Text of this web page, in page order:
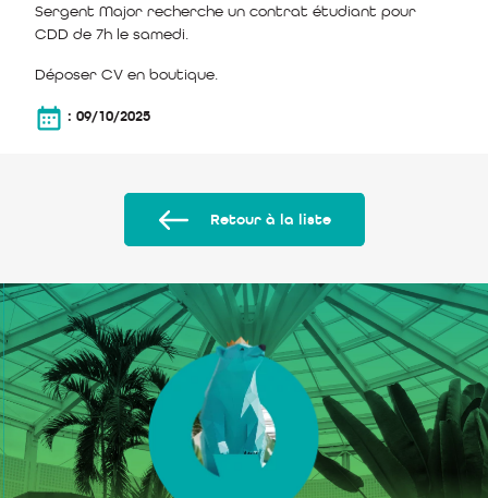
Sergent Major recherche un contrat étudiant pour
CDD de 7h le samedi.
Déposer CV en boutique.
: 09/10/2025
Retour à la liste